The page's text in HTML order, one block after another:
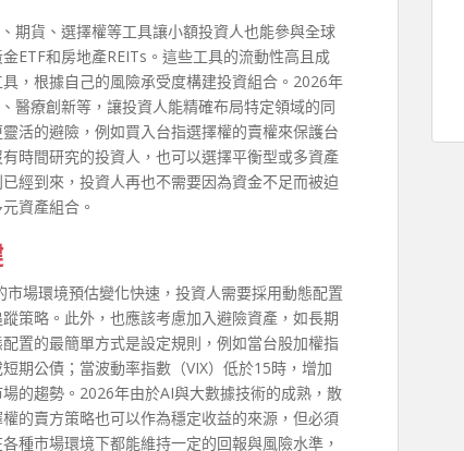
期貨、選擇權等工具讓小額投資人也能參與全球
ETF和房地產REITs。這些工具的流動性高且成
，根據自己的風險承受度構建投資組合。2026年
醫療創新等，讓投資人能精確布局特定領域的同
活的避險，例如買入台指選擇權的賣權來保護台
時間研究的投資人，也可以選擇平衡型或多資產
經到來，投資人再也不需要因為資金不足而被迫
資產組合。
場環境預估變化快速，投資人需要採用動態配置
策略。此外，也應該考慮加入避險資產，如長期
置的最簡單方式是設定規則，例如當台股加權指
期公債；當波動率指數（VIX）低於15時，增加
的趨勢。2026年由於AI與大數據技術的成熟，散
的賣方策略也可以作為穩定收益的來源，但必須
種市場環境下都能維持一定的回報與風險水準，